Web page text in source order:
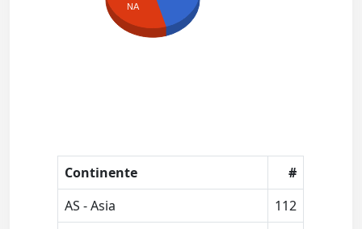
NA
Continente
#
AS - Asia
112